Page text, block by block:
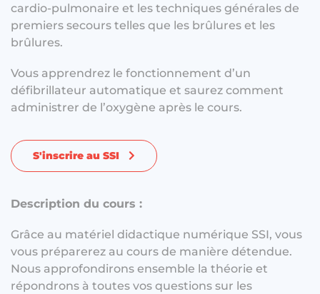
cardio-pulmonaire et les techniques générales de
premiers secours telles que les brûlures et les
brûlures.
Vous apprendrez le fonctionnement d’un
défibrillateur automatique et saurez comment
administrer de l’oxygène après le cours.
S'inscrire au SSI
Description du cours :
Grâce au matériel didactique numérique SSI, vous
vous préparerez au cours de manière détendue.
Nous approfondirons ensemble la théorie et
répondrons à toutes vos questions sur les